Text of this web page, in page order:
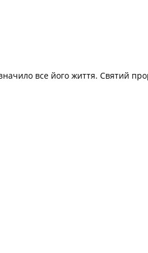
все його життя. Святий